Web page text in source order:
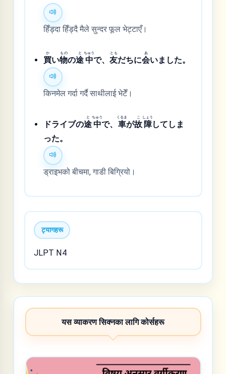
हिँड्दा हिँड्दै मैले सुन्दर फूल भेट्टाएँ।
買
か
い物
もの
の途
と
中
ちゅう
で、友
とも
だちに会
あ
いました。
किनमेल गर्दा गर्दै साथीलाई भेटेँ।
ドライブの途
と
中
ちゅう
で、 車
くるま
が故
こ
障
しょう
してしま
った。
ड्राइभको बीचमा, गाडी बिग्रियो।
ट्यागहरू
JLPT N4
यस व्याकरण सिक्नका लागि कोर्सहरू